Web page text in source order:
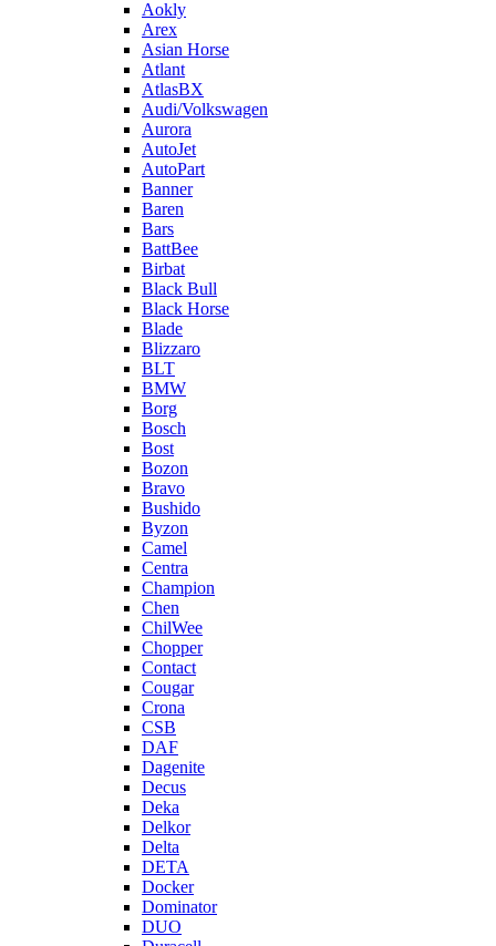
Aokly
Arex
Asian Horse
Atlant
AtlasBX
Audi/Volkswagen
Aurora
AutoJet
AutoPart
Banner
Baren
Bars
BattBee
Birbat
Black Bull
Black Horse
Blade
Blizzaro
BLT
BMW
Borg
Bosch
Bost
Bozon
Bravo
Bushido
Byzon
Camel
Centra
Champion
Chen
ChilWee
Chopper
Contact
Cougar
Crona
CSB
DAF
Dagenite
Decus
Deka
Delkor
Delta
DETA
Docker
Dominator
DUO